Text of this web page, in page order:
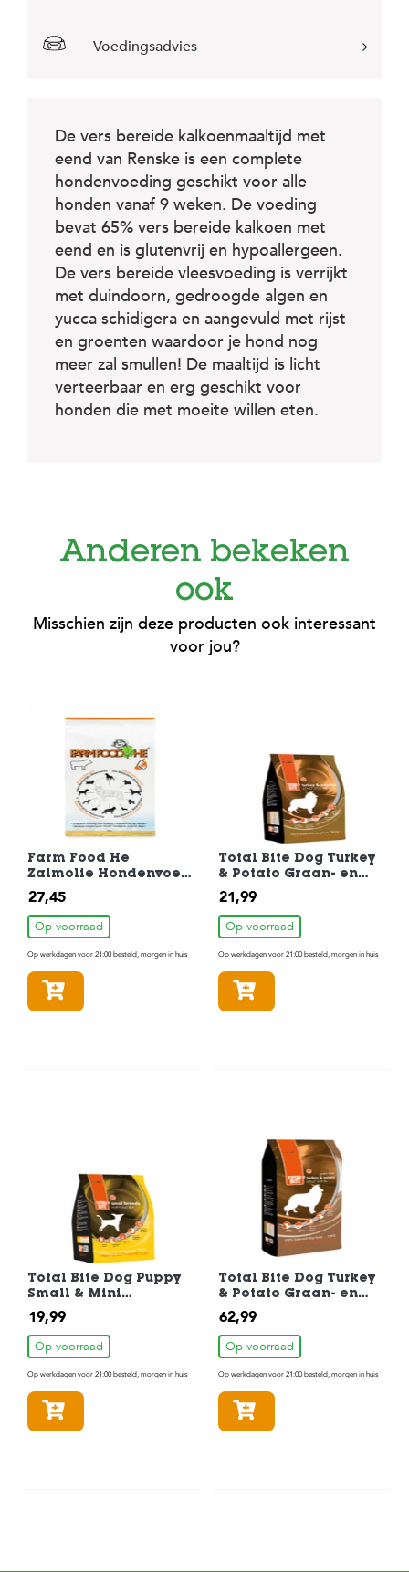
Voedingsadvies
De vers bereide kalkoenmaaltijd met
eend van Renske is een complete
hondenvoeding geschikt voor alle
honden vanaf 9 weken. De voeding
bevat 65% vers bereide kalkoen met
eend en is glutenvrij en hypoallergeen.
De vers bereide vleesvoeding is verrijkt
met duindoorn, gedroogde algen en
yucca schidigera en aangevuld met rijst
en groenten waardoor je hond nog
meer zal smullen! De maaltijd is licht
verteerbaar en erg geschikt voor
honden die met moeite willen eten.
Anderen bekeken
ook
Misschien zijn deze producten ook interessant
voor jou?
Farm Food He
Zalmolie Hondenvoer
4 kg
27,45
Op voorraad
Op werkdagen voor 21:00 besteld, morgen in huis
Total Bite Dog Turkey
& Potato Graan- en
Glutenvrij
Hondenvoer 3 kg
21,99
Op voorraad
Op werkdagen voor 21:00 besteld, morgen in huis
Total Bite Dog Puppy
Small & Mini
Hondenvoer 3 kg
19,99
Op voorraad
Op werkdagen voor 21:00 besteld, morgen in huis
Total Bite Dog Turkey
& Potato Graan- en
Glutenvrij
Hondenvoer 12 kg
62,99
Op voorraad
Op werkdagen voor 21:00 besteld, morgen in huis